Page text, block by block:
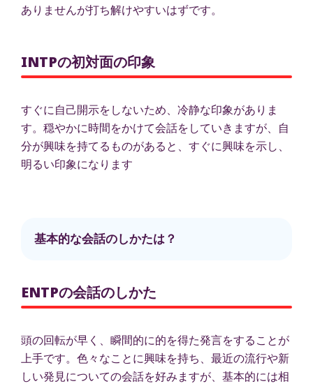
ありませんが打ち解けやすいはずです。
INTPの初対面の印象
すぐに自己開示をしないため、冷静な印象がありま
す。穏やかに時間をかけて会話をしていきますが、自
分が興味を持てるものがあると、すぐに興味を示し、
明るい印象になります
基本的な会話のしかたは？
ENTPの会話のしかた
頭の回転が早く、瞬間的に的を得た発言をすることが
上手です。色々なことに興味を持ち、最近の流行や新
しい発見についての会話を好みますが、基本的には相